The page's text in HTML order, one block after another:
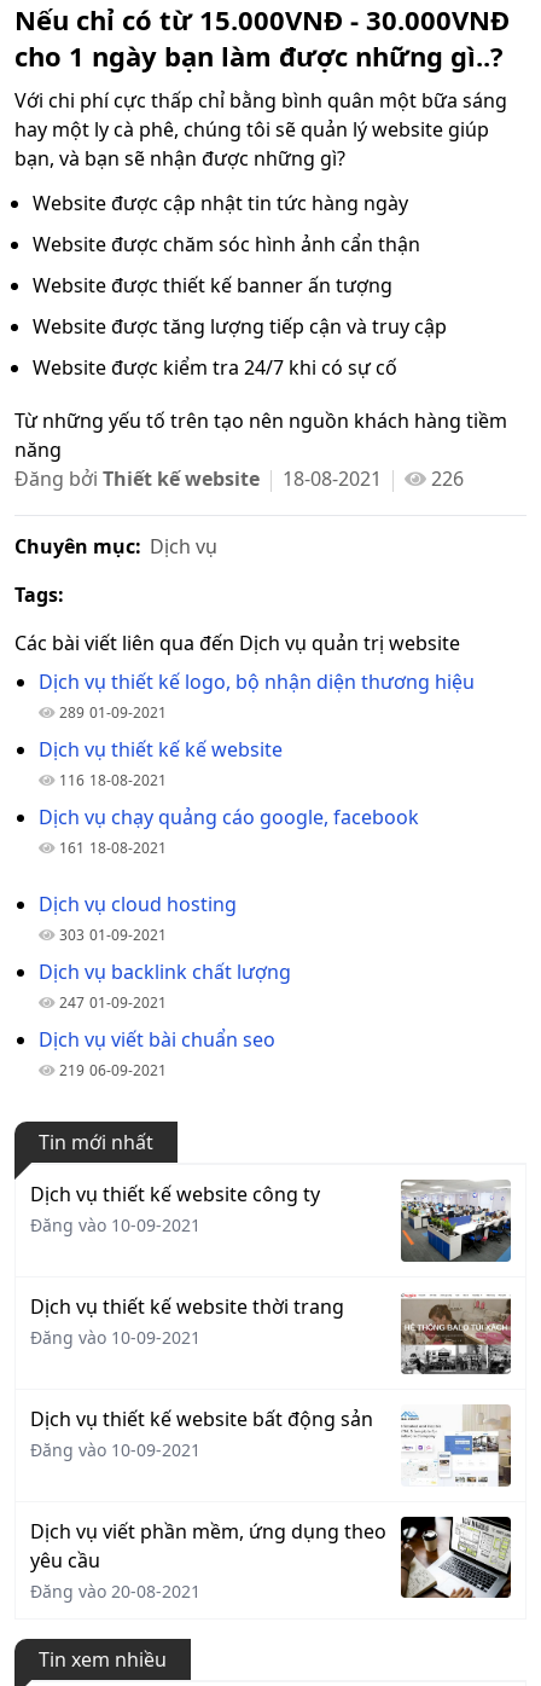
Nếu chỉ có từ 15.000VNĐ - 30.000VNĐ
cho 1 ngày bạn làm được những gì..?
Với chi phí cực thấp chỉ bằng bình quân một bữa sáng
hay một ly cà phê, chúng tôi sẽ quản lý website giúp
bạn, và bạn sẽ nhận được những gì?
Website được cập nhật tin tức hàng ngày
Website được chăm sóc hình ảnh cẩn thận
Website được thiết kế banner ấn tượng
Website được tăng lượng tiếp cận và truy cập
Website được kiểm tra 24/7 khi có sự cố
Từ những yếu tố trên tạo nên nguồn khách hàng tiềm
năng
Đăng bởi Thiết kế website 18-08-2021 226
Chuyên mục: Dịch vụ
Tags:
Các bài viết liên qua đến Dịch vụ quản trị website
Dịch vụ thiết kế logo, bộ nhận diện thương hiệu
289 01-09-2021
Dịch vụ thiết kế kế website
116 18-08-2021
Dịch vụ chạy quảng cáo google, facebook
161 18-08-2021
Dịch vụ cloud hosting
303 01-09-2021
Dịch vụ backlink chất lượng
247 01-09-2021
Dịch vụ viết bài chuẩn seo
219 06-09-2021
Tin mới nhất
Dịch vụ thiết kế website công ty
Đăng vào 10-09-2021
Dịch vụ thiết kế website thời trang
Đăng vào 10-09-2021
Dịch vụ thiết kế website bất động sản
Đăng vào 10-09-2021
Dịch vụ viết phần mềm, ứng dụng theo
yêu cầu
Đăng vào 20-08-2021
Tin xem nhiều